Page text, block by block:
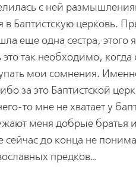
с ней
в Баптистскую церковь.
еще одна сестра,
это так необходимо,
мои сомнения.
за это Баптистской
то мне не хватает у
меня добрые братья
сейчас до конца не
предков…